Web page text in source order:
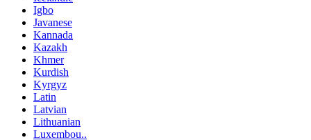
Igbo
Javanese
Kannada
Kazakh
Khmer
Kurdish
Kyrgyz
Latin
Latvian
Lithuanian
Luxembou..